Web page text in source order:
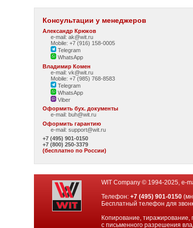
Консультации у менеджеров
Александр Крюков
e-mail: ak@wit.ru
Mobile: +7 (916) 158-0005
Telegram
WhatsApp
Владимир Комен
e-mail: vk@wit.ru
Mobile: +7 (985) 768-8583
Telegram
WhatsApp
Viber
Оформить бух. документы
e-mail:buh@wit.ru
Оформить гарантию
e-mail:support@wit.ru
+7 (495) 901-0150
+7 (800) 250-3379
(бесплатно по России)
WIT Company © 1994-2025, e-
Телефон:+7 (495) 901-0150
Бесплатный телефон для
Копирование, тиражирование,
с письменного разрешения